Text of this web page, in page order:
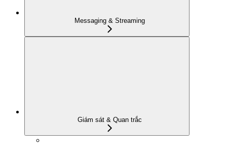
Messaging & Streaming
Giám sát & Quan trắc